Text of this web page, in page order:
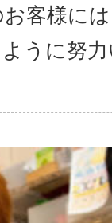
客様に
うに努